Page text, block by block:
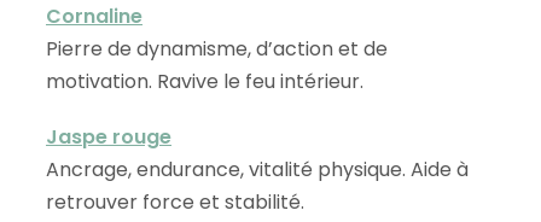
Cornaline
Pierre de dynamisme, d’action et de
motivation. Ravive le feu intérieur.
Jaspe rouge
Ancrage, endurance, vitalité physique. Aide à
retrouver force et stabilité.